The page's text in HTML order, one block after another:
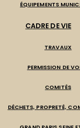
ÉQUIPEMENTS
CADRE DE VIE
TRAVAUX
PERMISSION DE
COMITÉS
DÉCHETS, PROPRETÉ,